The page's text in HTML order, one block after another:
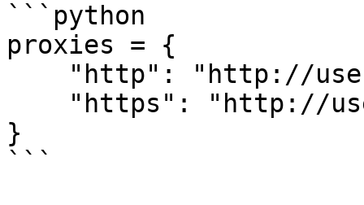
```python
proxies = {
}
```